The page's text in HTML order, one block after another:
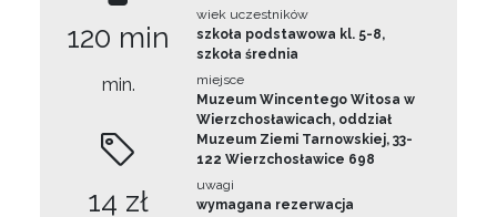
120 min
min.
14 zł
wiek uczestników
szkoła podstawowa kl. 5-8,
szkoła średnia
miejsce
Muzeum Wincentego Witosa w
Wierzchosławicach, oddział
Muzeum Ziemi Tarnowskiej, 33-
122 Wierzchosławice 698
uwagi
wymagana rezerwacja